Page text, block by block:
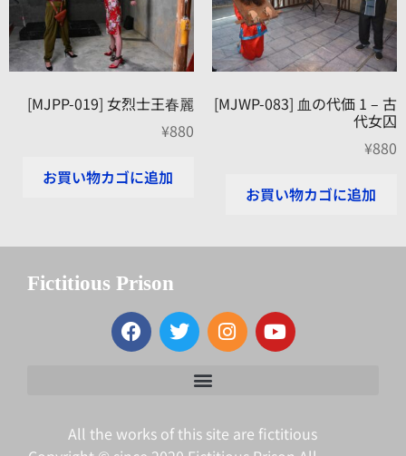
[MJPP-019] 女烈士王春麗
¥880
お買い物カゴに追加
[MJWP-083] 血の代価 1 – 古
代女囚
¥880
お買い物カゴに追加
Fictitious Prison
All the works of this site are fictitious